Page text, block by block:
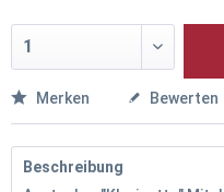
Merken Bewerten
Beschreibung